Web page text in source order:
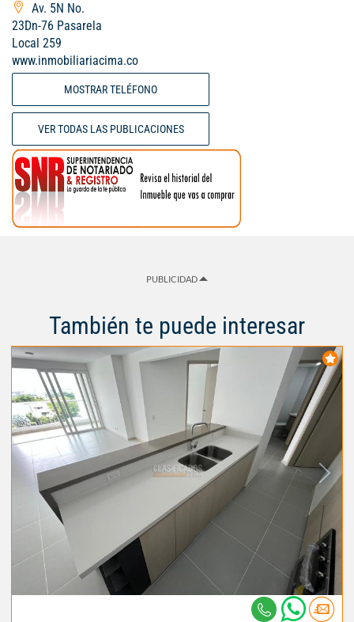
Av. 5N No.
23Dn-76 Pasarela
Local 259
www.inmobiliariacima.co
MOSTRAR TELÉFONO
VER TODAS LAS PUBLICACIONES
PUBLICIDAD
También te puede interesar